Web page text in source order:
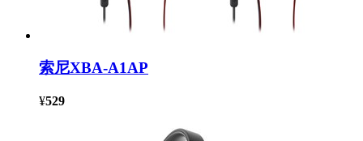
索尼XBA-A1AP
¥529